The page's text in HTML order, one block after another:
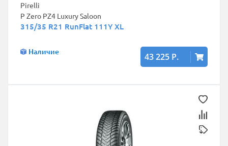
Pirelli
P Zero PZ4 Luxury Saloon
315/35 R21 RunFlat 111Y XL
Наличие 43 225 Р.